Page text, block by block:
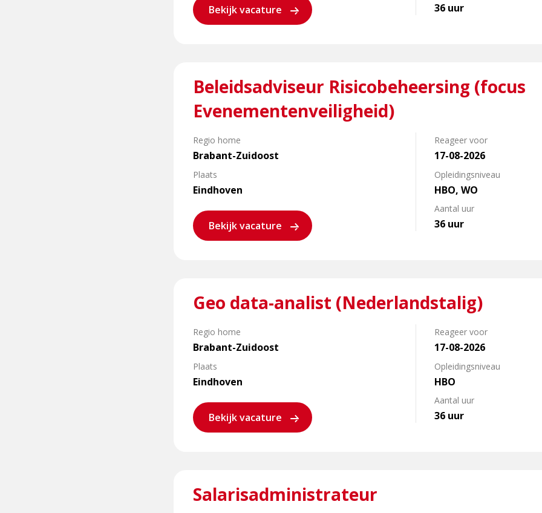
Bekijk vacature 36 uur
Beleidsadviseur Risicobeheersing (focus
Evenementenveiligheid)
Regio home
Brabant-Zuidoost
Plaats
Eindhoven
Bekijk vacature
Reageer voor
17-08-2026
Opleidingsniveau
HBO, WO
Aantal uur
36 uur
meer
Beleidsadviseur
(focus
Evenementenveiligheid)
Geo data-analist (Nederlandstalig)
Regio home
Brabant-Zuidoost
Plaats
Eindhoven
Bekijk vacature
Reageer voor
17-08-2026
Opleidingsniveau
HBO
Aantal uur
36 uur
meer
data-
(Nederlandstalig)
Salarisadministrateur
meer